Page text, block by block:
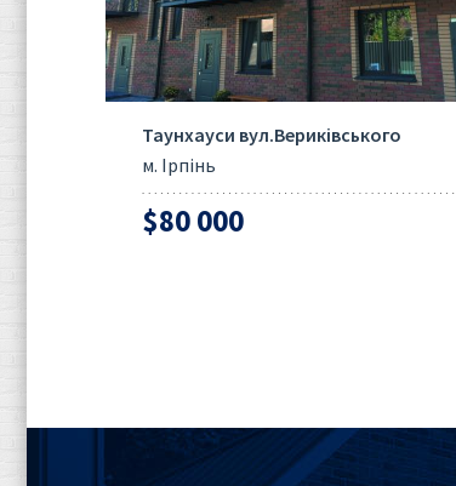
Таунхауси вул.Вериківського
м. Ірпінь
$80 000